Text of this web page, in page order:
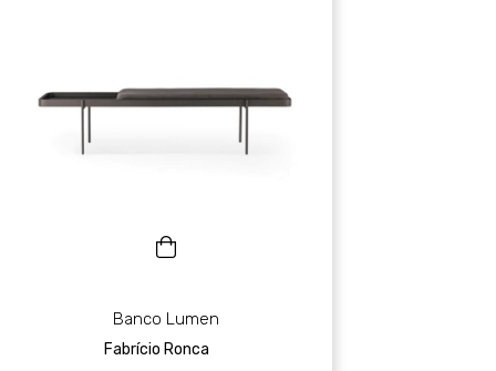
Banco Lumen
Fabrício Ronca